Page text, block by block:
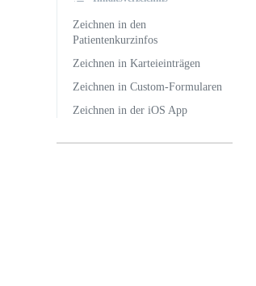
Zeichnen in den
Patientenkurzinfos
Zeichnen in Karteieinträgen
Zeichnen in Custom-Formularen
Zeichnen in der iOS App